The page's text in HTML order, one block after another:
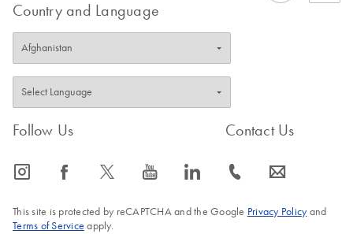
Country and Language
Follow Us
icon_0065_instagram-s icon_0064_facebook-s icon_0340_cc_gen_x-s icon_0077_youtube-s icon_0066_linkedin-s
Contact Us
icon_0072_phone-s icon_0063_envelope-s
This site is protected by reCAPTCHA and the Google Privacy Policyand
Terms of Service apply.